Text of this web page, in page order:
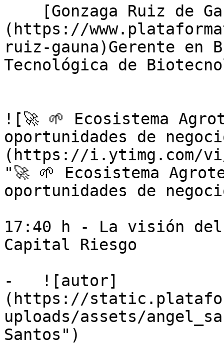
(https://
ruiz-gauna)Gerente en
Tecnológica de
![🚀 🌱 Ecosistema
oportunidades de
(https://i.ytimg.com/vi/
"🚀 🌱 Ecosistema
oportunidades de
17:40 h - La visión del
Capital Riesgo
-   ![autor]
(https://
uploads/assets/
Santos")